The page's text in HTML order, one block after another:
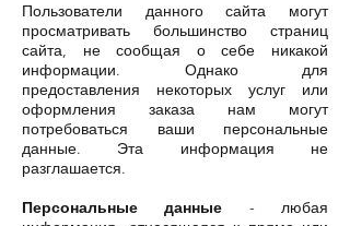
Пользователи данного сайта могут
просматривать большинство страниц
сайта, не сообщая о себе никакой
информации. Однако для
предоставления некоторых услуг или
оформления заказа нам могут
потребоваться ваши персональные
данные. Эта информация не
разглашается.
Персональные данные - любая